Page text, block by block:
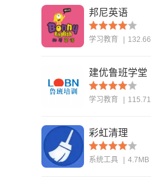
邦尼英语
学习教育
建优鲁班学堂
学习教育
彩虹清理
系统工具 4.7MB